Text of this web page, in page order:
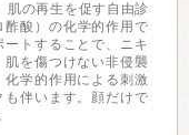
肌の再生を促す自由診
酸）の化学的作用で
トすることで、ニキ
を傷つけない非侵襲
学的作用による刺激
伴います。顔だけで